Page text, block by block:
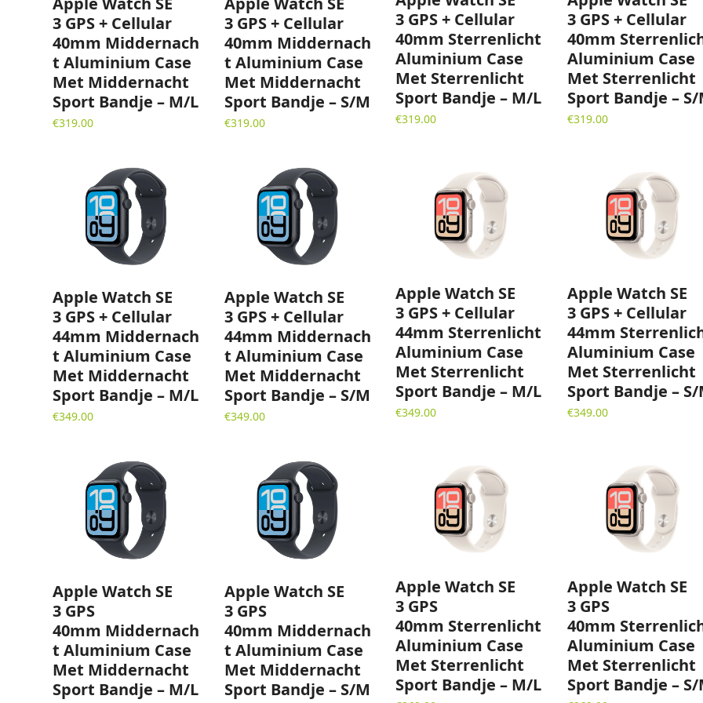
3 GPS + Cellular
40mm Middernach
t Aluminium Case
Met Middernacht
Sport Bandje – M/L
€319.00
3 GPS + Cellular
40mm Middernach
t Aluminium Case
Met Middernacht
Sport Bandje – S/M
€319.00
3 GPS + Cellular
40mm Sterrenlicht
Aluminium Case
Met Sterrenlicht
Sport Bandje – M/L
€319.00
3 GPS + Cellular
40mm
Aluminium Case
Met Sterrenlicht
Sport Bandje – S/
€319.00
Apple Watch SE
3 GPS + Cellular
44mm Middernach
t Aluminium Case
Met Middernacht
Sport Bandje – M/L
€349.00
Apple Watch SE
3 GPS + Cellular
44mm Middernach
t Aluminium Case
Met Middernacht
Sport Bandje – S/M
€349.00
Apple Watch SE
3 GPS + Cellular
44mm Sterrenlicht
Aluminium Case
Met Sterrenlicht
Sport Bandje – M/L
€349.00
Apple Watch SE
3 GPS + Cellular
44mm
Aluminium Case
Met Sterrenlicht
Sport Bandje – S/
€349.00
Apple Watch SE
3 GPS
40mm Middernach
t Aluminium Case
Met Middernacht
Sport Bandje – M/L
Apple Watch SE
3 GPS
40mm Middernach
t Aluminium Case
Met Middernacht
Sport Bandje – S/M
Apple Watch SE
3 GPS
40mm Sterrenlicht
Aluminium Case
Met Sterrenlicht
Sport Bandje – M/L
Apple Watch SE
3 GPS
40mm
Aluminium Case
Met Sterrenlicht
Sport Bandje – S/